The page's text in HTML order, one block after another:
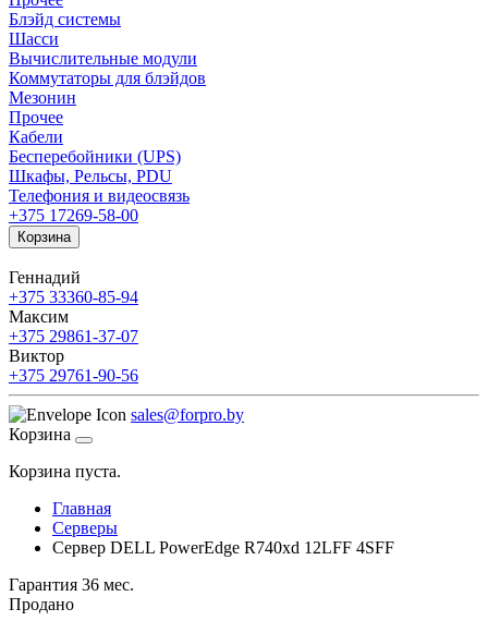
Блэйд системы
Шасси
Вычислительные модули
Коммутаторы для блэйдов
Мезонин
Прочее
Кабели
Бесперебойники (UPS)
Шкафы, Рельсы, PDU
Телефония и видеосвязь
+375 17269-58-00
Корзина
Геннадий
+375 33360-85-94
Максим
+375 29861-37-07
Виктор
+375 29761-90-56
sales@forpro.by
Корзина
Корзина пуста.
Главная
Серверы
Сервер DELL PowerEdge R740xd 12LFF 4SFF
Гарантия 36 мес.
Продано